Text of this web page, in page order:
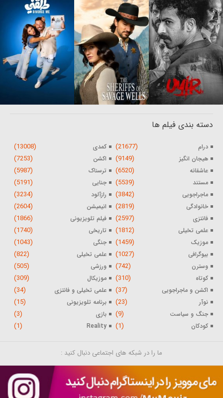
دسته بندی فیلم ها
درام (21677) کمدی (13008)
هیجان انگیز (9149) اکشن (7253)
عاشقانه (6520) ترسناک (5987)
مستند (5539) جنایی (5191)
ماجراجویی (3842) رازآلود (3234)
خانوادگی (2819) انیمیشن (2604)
فانتزی (2597) فیلم تلویزیونی (1866)
علمی تخیلی (1812) تاریخی (1740)
موزیک (1459) جنگی (1043)
بیوگرافی (1027) علمی تخیلی (822)
وسترن (742) ورزشی (505)
کوتاه (310) موزیکال (309)
اکشن و ماجراجویی (37) علمی تخیلی و فانتزی (34)
نوآر (23) برنامه تلویزیونی (15)
جنگ و سیاست (9) بازی (3)
کودکان (1)
Reality
(1)
ما را در شبکه های اجتماعی دنبال کنید :